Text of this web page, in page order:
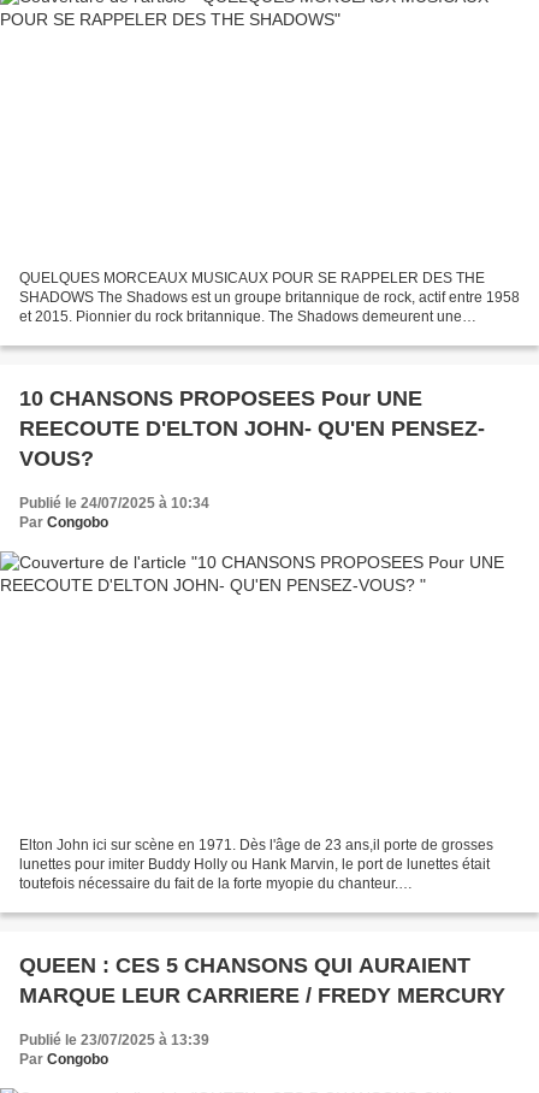
QUELQUES MORCEAUX MUSICAUX POUR SE RAPPELER DES THE
SHADOWS The Shadows est un groupe britannique de rock, actif entre 1958
et 2015. Pionnier du rock britannique. The Shadows demeurent une
10 CHANSONS PROPOSEES Pour UNE
REECOUTE D'ELTON JOHN- QU'EN PENSEZ-
VOUS?
Publié le 24/07/2025 à 10:34
Par Congobo
Elton John ici sur scène en 1971. Dès l'âge de 23 ans,il porte de grosses
lunettes pour imiter Buddy Holly ou Hank Marvin, le port de lunettes était
toutefois nécessaire du fait de la forte myopie du chanteur.
QUEEN : CES 5 CHANSONS QUI AURAIENT
MARQUE LEUR CARRIERE / FREDY MERCURY
Publié le 23/07/2025 à 13:39
Par Congobo